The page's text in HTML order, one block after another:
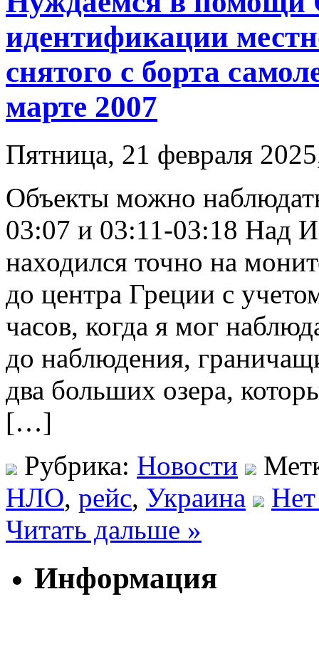
идентификации
снятого с борта
марте 2007
Пятница, 21 февраля
Объекты можно
03:07 и 03:11-03:18 Над
находился точно на
до центра Греции с
часов, когда я мог
до наблюдения,
два больших озера,
[…]
Рубрика: Новости
НЛО, рейс, Украина
Читать дальше »
Информация